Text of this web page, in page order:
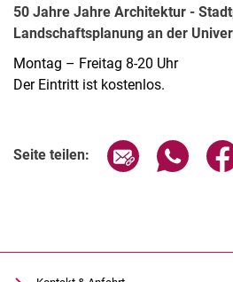
50 Jahre Jahre Architektur -
Landschaftsplanung an der
Montag – Freitag 8-20 Uhr
Der Eintritt ist kostenlos.
Seite teilen: Seite über E-
Seite